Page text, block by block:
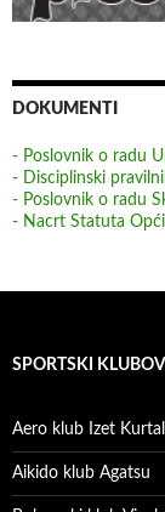
DOKUMENTI
- Poslovnik o radu
- Disciplinski
- Poslovnik o radu
- Nacrt Statuta
SPORTSKI KLUBOVI
Aero klub Izet
Aikido klub Agatsu